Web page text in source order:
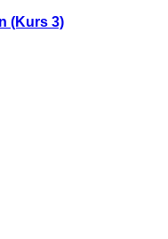
(Kurs 3)